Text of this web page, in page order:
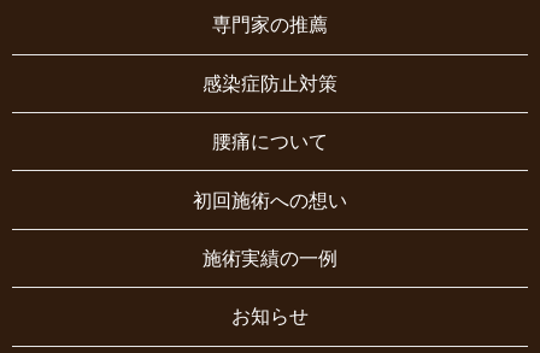
専門家の推薦
感染症防止対策
腰痛について
初回施術への想い
施術実績の一例
お知らせ